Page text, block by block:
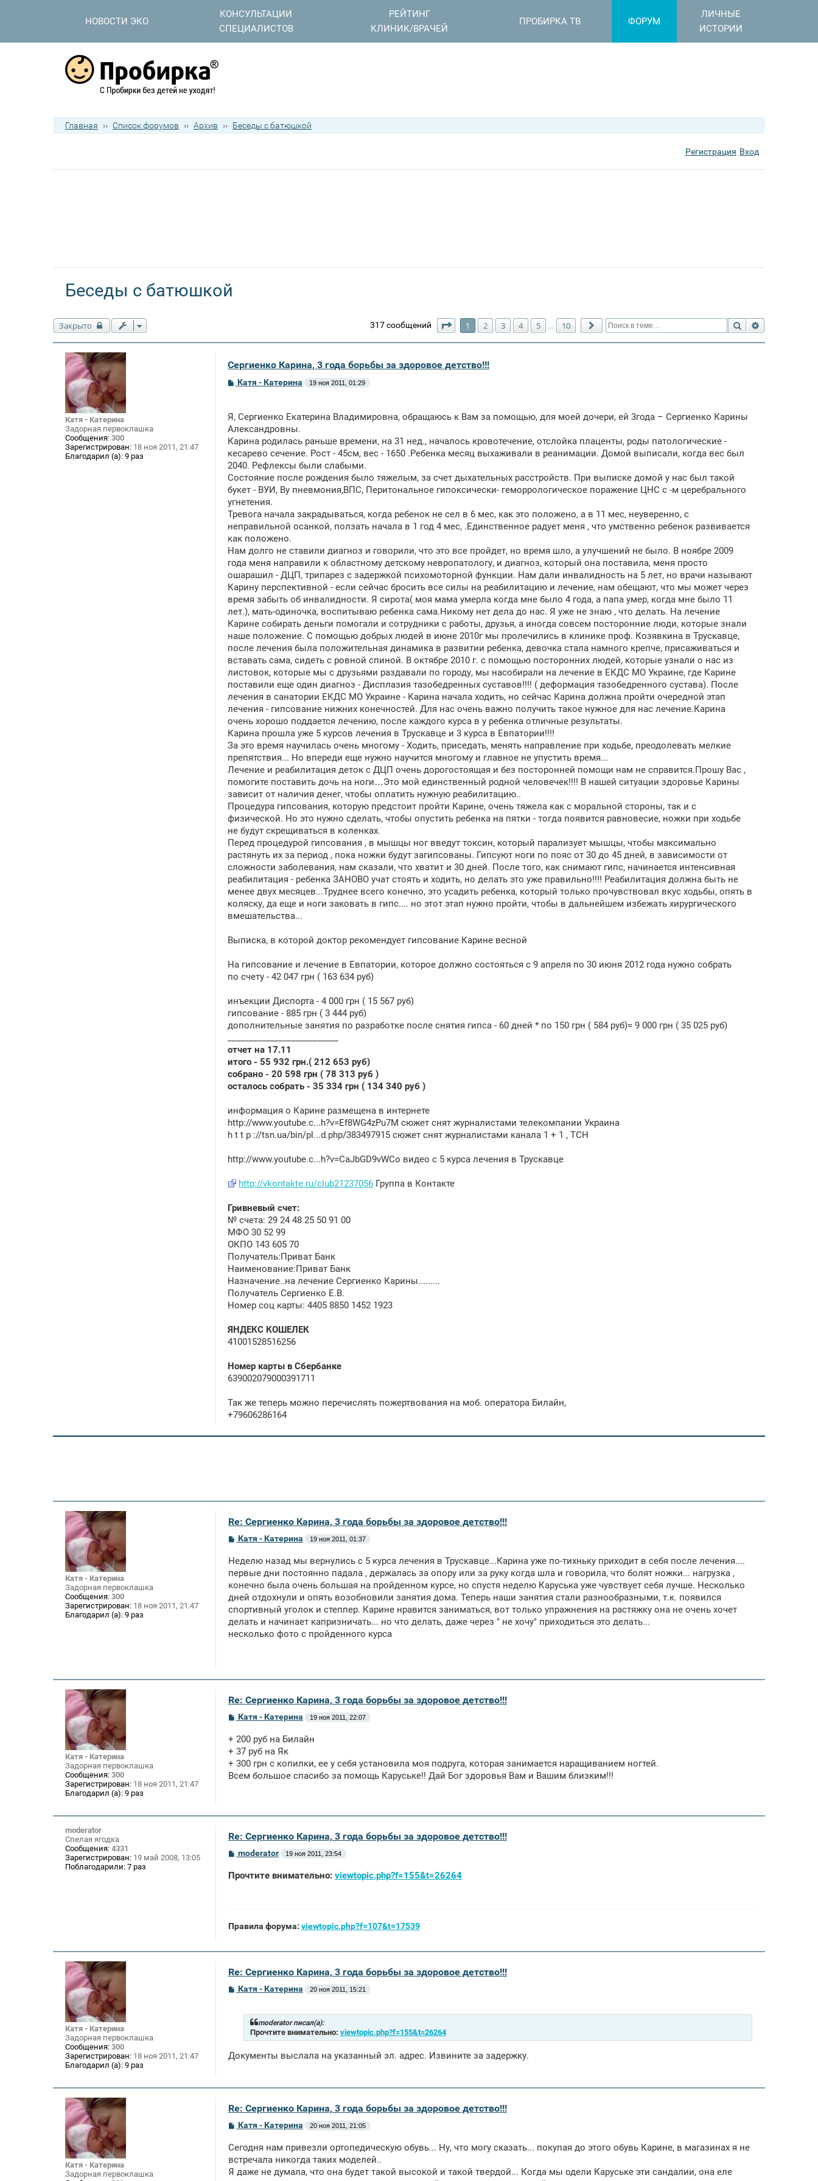
НОВОСТИ ЭКО
КОНСУЛЬТАЦИИ
СПЕЦИАЛИСТОВ
РЕЙТИНГ
КЛИНИК/ВРАЧЕЙ
ПРОБИРКА ТВ ФОРУМ
ЛИЧНЫЕ
ИСТОРИИ
Главная ›› Список форумов ›› Архив ›› Беседы с батюшкой
Регистрация Вход
Беседы с батюшкой
Закрыто Поиск
317 сообщений Страница из
1 2 3 4 5 … 10 След.
Катя - Катерина
Задорная первоклашка
Сообщения: 300
Зарегистрирован: 18 ноя 2011, 21:47
Благодарил (а): 9 раз
Сергиенко Карина, 3 года борьбы за здоровое детство!!!
С
щ
е
н
и
Катя - Катерина 19 ноя 2011, 01:29
Я, Сергиенко Екатерина Владимировна, обращаюсь к Вам за помощью, для моей дочери, ей 3года – Сергиенко Карины
Александровны.
Карина родилась раньше времени, на 31 нед., началось кровотечение, отслойка плаценты, роды патологические -
кесарево сечение. Рост - 45см, вес - 1650 .Ребенка месяц выхаживали в реанимации. Домой выписали, когда вес был
2040. Рефлексы были слабыми.
Состояние после рождения было тяжелым, за счет дыхательных расстройств. При выписке домой у нас был такой
букет - ВУИ, Ву пневмония,ВПС, Перитональное гипоксически- геморрологическое поражение ЦНС с -м церебрального
угнетения.
Тревога начала закрадываться, когда ребенок не сел в 6 мес, как это положено, а в 11 мес, неуверенно, с
неправильной осанкой, ползать начала в 1 год 4 мес, .Единственное радует меня , что умственно ребенок развивается
как положено.
Нам долго не ставили диагноз и говорили, что это все пройдет, но время шло, а улучшений не было. В ноябре 2009
года меня направили к областному детскому невропатологу, и диагноз, который она поставила, меня просто
ошарашил - ДЦП, трипарез с задержкой психомоторной функции. Нам дали инвалидность на 5 лет, но врачи называют
Карину перспективной - если сейчас бросить все силы на реабилитацию и лечение, нам обещают, что мы может через
время забыть об инвалидности. Я сирота( моя мама умерла когда мне было 4 года, а папа умер, когда мне было 11
лет.), мать-одиночка, воспитываю ребенка сама.Никому нет дела до нас. Я уже не знаю , что делать. На лечение
Карине собирать деньги помогали и сотрудники с работы, друзья, а иногда совсем посторонние люди, которые знали
наше положение. С помощью добрых людей в июне 2010г мы пролечились в клинике проф. Козявкина в Трускавце,
после лечения была положительная динамика в развитии ребенка, девочка стала намного крепче, присаживаться и
вставать сама, сидеть с ровной спиной. В октябре 2010 г. с помощью посторонних людей, которые узнали о нас из
листовок, которые мы с друзьями раздавали по городу, мы насобирали на лечение в ЕКДС МО Украине, где Карине
поставили еще один диагноз - Дисплазия тазобедренных суставов!!!! ( деформация тазобедренного сустава). После
лечения в санатории ЕКДС МО Украине - Карина начала ходить, но сейчас Карина должна пройти очередной этап
лечения - гипсование нижних конечностей. Для нас очень важно получить такое нужное для нас лечение.Карина
очень хорошо поддается лечению, после каждого курса в у ребенка отличные результаты.
Карина прошла уже 5 курсов лечения в Трускавце и 3 курса в Евпатории!!!!
За это время научилась очень многому - Ходить, приседать, менять направление при ходьбе, преодолевать мелкие
препятствия... Но впереди еще нужно научится многому и главное не упустить время...
Лечение и реабилитация деток с ДЦП очень дорогостоящая и без посторонней помощи нам не справится.Прошу Вас ,
помогите поставить дочь на ноги…Это мой единственный родной человечек!!!! В нашей ситуации здоровье Карины
зависит от наличия денег, чтобы оплатить нужную реабилитацию..
Процедура гипсования, которую предстоит пройти Карине, очень тяжела как с моральной стороны, так и с
физической. Но это нужно сделать, чтобы опустить ребенка на пятки - тогда появится равновесие, ножки при ходьбе
не будут скрещиваться в коленках.
Перед процедурой гипсования , в мышцы ног введут токсин, который парализует мышцы, чтобы максимально
растянуть их за период , пока ножки будут загипсованы. Гипсуют ноги по пояс от 30 до 45 дней, в зависимости от
сложности заболевания, нам сказали, что хватит и 30 дней. После того, как снимают гипс, начинается интенсивная
реабилитация - ребенка ЗАНОВО учат стоять и ходить, но делать это уже правильно!!!! Реабилитация должна быть не
менее двух месяцев...Труднее всего конечно, это усадить ребенка, который только прочувствовал вкус ходьбы, опять в
коляску, да еще и ноги заковать в гипс.... но этот этап нужно пройти, чтобы в дальнейшем избежать хирургического
вмешательства...
Выписка, в которой доктор рекомендует гипсование Карине весной
На гипсование и лечение в Евпатории, которое должно состояться с 9 апреля по 30 июня 2012 года нужно собрать
по счету - 42 047 грн ( 163 634 руб)
инъекции Диспорта - 4 000 грн ( 15 567 руб)
гипсование - 885 грн ( 3 444 руб)
дополнительные занятия по разработке после снятия гипса - 60 дней * по 150 грн ( 584 руб)= 9 000 грн ( 35 025 руб)
отчет на 17.11
итого - 55 932 грн.( 212 653 руб)
собрано - 20 598 грн ( 78 313 руб )
осталось собрать - 35 334 грн ( 134 340 руб )
информация о Карине размещена в интернете
http://www.youtube.c...h?v=Ef8WG4zPu7M сюжет снят журналистами телекомпании Украина
h t t p ://tsn.ua/bin/pl...d.php/383497915 сюжет снят журналистами канала 1 + 1 , ТСН
http://www.youtube.c...h?v=CaJbGD9vWCo видео с 5 курса лечения в Трускавце
http://vkontakte.ru/club21237056 Группа в Контакте
Гривневый счет:
№ счета: 29 24 48 25 50 91 00
МФО 30 52 99
ОКПО 143 605 70
Получатель:Приват Банк
Наименование:Приват Банк
Назначение..на лечение Сергиенко Карины.........
Получатель Сергиенко Е.В.
Номер соц карты: 4405 8850 1452 1923
ЯНДЕКС КОШЕЛЕК
41001528516256
Номер карты в Сбербанке
639002079000391711
Так же теперь можно перечислять пожертвования на моб. оператора Билайн,
+79606286164
Катя - Катерина
Задорная первоклашка
Сообщения: 300
Зарегистрирован: 18 ноя 2011, 21:47
Благодарил (а): 9 раз
Re: Сергиенко Карина, 3 года борьбы за здоровое детство!!!
С
б
щ
н
и
Катя - Катерина 19 ноя 2011, 01:37
Неделю назад мы вернулись с 5 курса лечения в Трускавце...Карина уже по-тихньку приходит в себя после лечения....
первые дни постоянно падала , держалась за опору или за руку когда шла и говорила, что болят ножки... нагрузка ,
конечно была очень большая на пройденном курсе, но спустя неделю Каруська уже чувствует себя лучше. Несколько
дней отдохнули и опять возобновили занятия дома. Теперь наши занятия стали разнообразными, т.к. появился
спортивный уголок и степпер. Карине нравится заниматься, вот только упражнения на растяжку она не очень хочет
делать и начинает капризничать... но что делать, даже через " не хочу" приходиться это делать...
несколько фото с пройденного курса
Катя - Катерина
Задорная первоклашка
Сообщения: 300
Зарегистрирован: 18 ноя 2011, 21:47
Благодарил (а): 9 раз
Re: Сергиенко Карина, 3 года борьбы за здоровое детство!!!
С
б
щ
е
н
и
Катя - Катерина 19 ноя 2011, 22:07
+ 200 руб на Билайн
+ 37 руб на Як
+ 300 грн с копилки, ее у себя установила моя подруга, которая занимается наращиванием ногтей.
Всем большое спасибо за помощь Каруське!! Дай Бог здоровья Вам и Вашим близким!!!
moderator
Спелая ягодка
Сообщения: 4331
Зарегистрирован: 19 май 2008, 13:05
Поблагодарили: 7 раз
Re: Сергиенко Карина, 3 года борьбы за здоровое детство!!!
С
б
moderator 19 ноя 2011, 23:54
Прочтите внимательно: viewtopic.php?f=155&t=26264
Правила форума: viewtopic.php?f=107&t=17539
Катя - Катерина
Задорная первоклашка
Сообщения: 300
Зарегистрирован: 18 ноя 2011, 21:47
Благодарил (а): 9 раз
Re: Сергиенко Карина, 3 года борьбы за здоровое детство!!!
С
е
Катя - Катерина 20 ноя 2011, 15:21
moderator писал(а):
Прочтите внимательно: viewtopic.php?f=155&t=26264
Документы выслала на указанный эл. адрес. Извините за задержку.
Катя - Катерина
Задорная первоклашка
Re: Сергиенко Карина, 3 года борьбы за здоровое детство!!!
С
б
щ
н
Катя - Катерина 20 ноя 2011, 21:05
Сегодня нам привезли ортопедическую обувь... Ну, что могу сказать... покупая до этого обувь Карине, в магазинах я не
встречала никогда таких моделей..
Я даже не думала, что она будет такой высокой и такой твердой... Когда мы одели Каруське эти сандалии, она еле